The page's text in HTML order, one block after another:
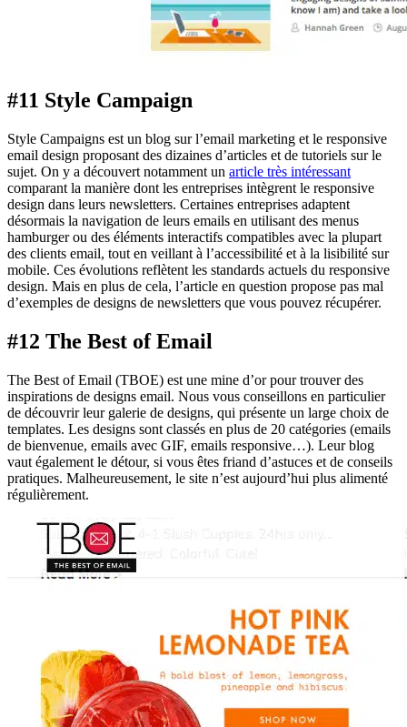
#11 Style Campaign
Style Campaigns est un blog sur l’email marketing et le responsive
email design proposant des dizaines d’articles et de tutoriels sur le
sujet. On y a découvert notamment un article très intéressant
comparant la manière dont les entreprises intègrent le responsive
design dans leurs newsletters. Certaines entreprises adaptent
désormais la navigation de leurs emails en utilisant des menus
hamburger ou des éléments interactifs compatibles avec la plupart
des clients email, tout en veillant à l’accessibilité et à la lisibilité sur
mobile. Ces évolutions reflètent les standards actuels du responsive
design. Mais en plus de cela, l’article en question propose pas mal
d’exemples de designs de newsletters que vous pouvez récupérer.
#12 The Best of Email
The Best of Email (TBOE) est une mine d’or pour trouver des
inspirations de designs email. Nous vous conseillons en particulier
de découvrir leur galerie de designs, qui présente un large choix de
templates. Les designs sont classés en plus de 20 catégories (emails
de bienvenue, emails avec GIF, emails responsive…). Leur blog
vaut également le détour, si vous êtes friand d’astuces et de conseils
pratiques. Malheureusement, le site n’est aujourd’hui plus alimenté
régulièrement.